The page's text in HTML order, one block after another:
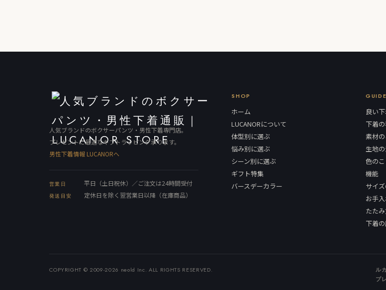
人気ブランドのボクサーパンツ・男性下着専門店。
プレゼントに最適なギフトラッピング承ります。
男性下着情報 LUCANORへ
営業日 平日（土日祝休）／ご注文は24時間受付
発送目安 定休日を除く翌営業日以降（在庫商品）
SHOP
ホーム
LUCANORについて
体型別に選ぶ
悩み別に選ぶ
シーン別に選ぶ
ギフト特集
バースデーカラー
GUIDE
良い
下着
素材
生地
色の
機能
サイ
お手
たた
下着
COPYRIGHT © 2009-2026 neold Inc. ALL RIGHTS RESERVED.
ル
プ